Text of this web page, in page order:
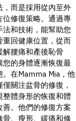
，而是採用從內至外
位修復策略。通過專
法和技術，能幫助您
重回健康位置，從而
解腰痛和產後恥骨
您的身體逐漸恢復最
。在Mamma Mia，他
僅關注盆骨的修復，
整體身形的恢復和體
善。他們的修復方案
骨、瘦形、緩痛和修